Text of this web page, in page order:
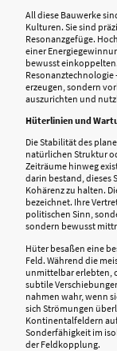
All diese Bauwerke
Kulturen. Sie sind
Resonanzgefüge.
einer
bewusst
Resonanztechnologie
erzeugen, sondern
auszurichten und
Hüterlinien und
Die Stabilität des
natürlichen Struktur
Zeiträume hinweg
darin bestand, dieses
Kohärenz zu halten.
bezeichnet. Ihre
politischen Sinn,
sondern bewusst
Hüter besaßen eine
Feld. Während die
unmittelbar erlebten,
subtile
nahmen wahr, wenn
sich Strömungen
Kontinentalfeldern
Sonderfähigkeit im
der Feldkopplung.